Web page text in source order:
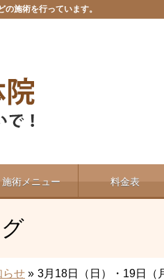
施術を行っています。
施術メニュー 料金表
らせ » 3月18日（日）・19日（